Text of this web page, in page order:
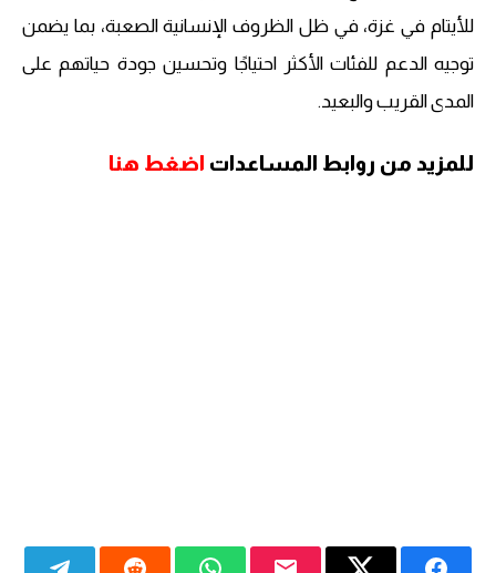
للأيتام في غزة، في ظل الظروف الإنسانية الصعبة، بما يضمن
توجيه الدعم للفئات الأكثر احتياجًا وتحسين جودة حياتهم على
المدى القريب والبعيد.
للمزيد من روابط المساعدات اضغط هنا